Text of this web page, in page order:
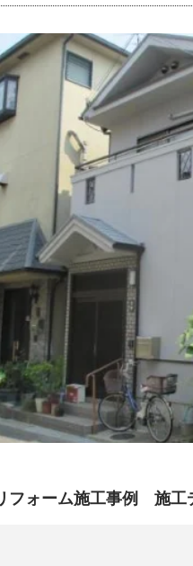
ォーム施工事例 施工